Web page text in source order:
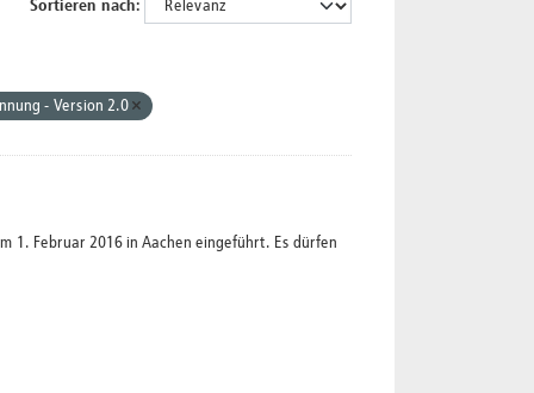
Sortieren nach
- Version 2.0
1. Februar 2016 in Aachen eingeführt. Es dürfen